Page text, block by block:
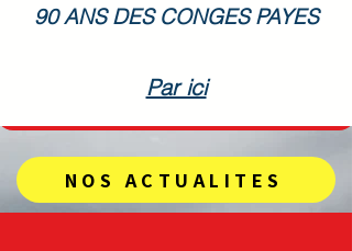
90 ANS DES CONGES PAYES
Par ici
NOS ACTUALITES